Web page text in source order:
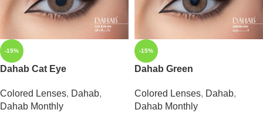
-15%
Dahab Cat Eye
Colored Lenses, Dahab,
Dahab Monthly
-15%
Dahab Green
Colored Lenses, Dahab,
Dahab Monthly